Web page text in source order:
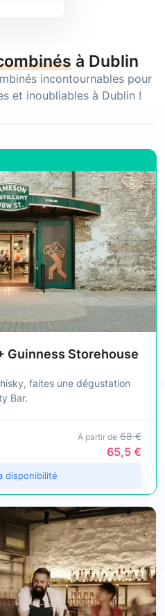
à Dublin
incontournables pour
et inoubliables à Dublin !
Guinness Storehouse
faites une dégustation
Bar.
À partir de 68 €
65,5 €
disponibilité